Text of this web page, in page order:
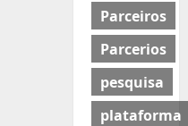
Parceiros
Parcerios
pesquisa
plataforma